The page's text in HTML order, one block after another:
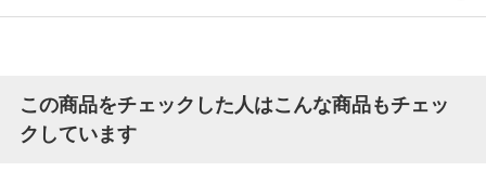
この商品をチェックした人はこんな商品もチェッ
クしています